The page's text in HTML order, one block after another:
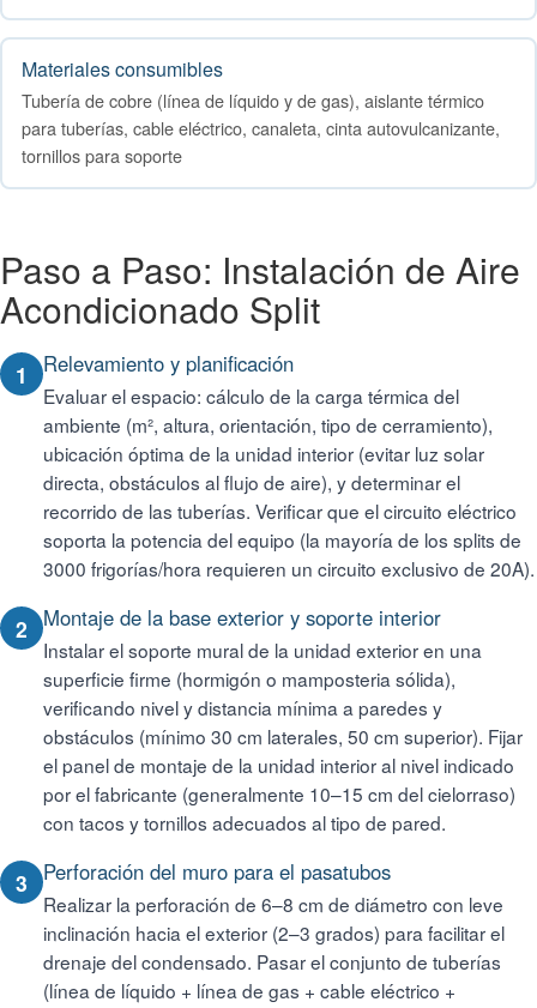
Materiales consumibles
Tubería de cobre (línea de líquido y de gas), aislante térmico
para tuberías, cable eléctrico, canaleta, cinta autovulcanizante,
tornillos para soporte
Paso a Paso: Instalación de Aire
Acondicionado Split
1 Relevamiento y planificación
Evaluar el espacio: cálculo de la carga térmica del
ambiente (m², altura, orientación, tipo de cerramiento),
ubicación óptima de la unidad interior (evitar luz solar
directa, obstáculos al flujo de aire), y determinar el
recorrido de las tuberías. Verificar que el circuito eléctrico
soporta la potencia del equipo (la mayoría de los splits de
3000 frigorías/hora requieren un circuito exclusivo de 20A).
2 Montaje de la base exterior y soporte interior
Instalar el soporte mural de la unidad exterior en una
superficie firme (hormigón o mamposteria sólida),
verificando nivel y distancia mínima a paredes y
obstáculos (mínimo 30 cm laterales, 50 cm superior). Fijar
el panel de montaje de la unidad interior al nivel indicado
por el fabricante (generalmente 10–15 cm del cielorraso)
con tacos y tornillos adecuados al tipo de pared.
3 Perforación del muro para el pasatubos
Realizar la perforación de 6–8 cm de diámetro con leve
inclinación hacia el exterior (2–3 grados) para facilitar el
drenaje del condensado. Pasar el conjunto de tuberías
(línea de líquido + línea de gas + cable eléctrico +